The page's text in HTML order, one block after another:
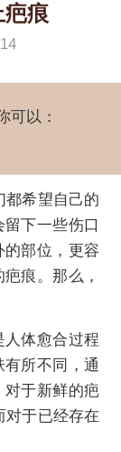
疤痕
可以：
希望自己的
下一些伤口
部位，更容
痕。那么，
体愈合过程
所不同，通
对于新鲜的疤
对于已经存在